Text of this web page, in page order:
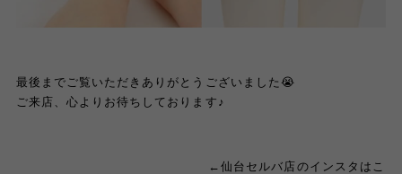
最後までご覧いただきありがとうございました😭
ご来店、心よりお待ちしております♪
←仙台セルバ店のインスタはこ